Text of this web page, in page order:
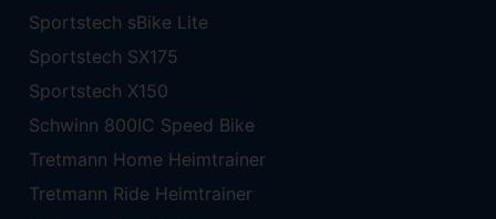
Sportstech sBike Lite
Sportstech SX175
Sportstech X150
Schwinn 800IC Speed Bike
Tretmann Home Heimtrainer
Tretmann Ride Heimtrainer